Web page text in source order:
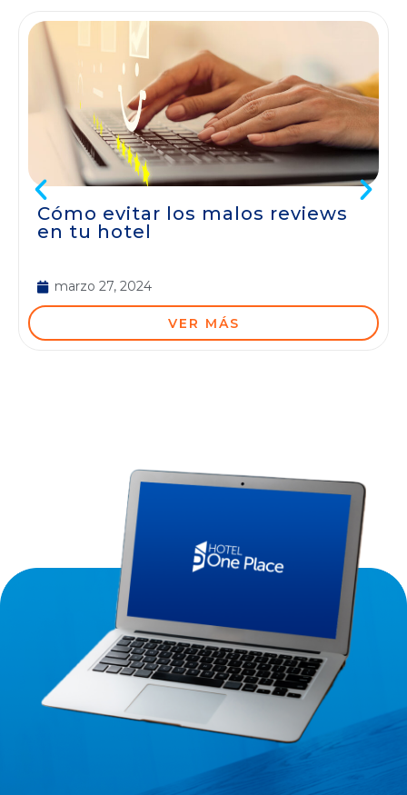
Cómo evitar los malos reviews
en tu hotel
marzo 27, 2024
VER MÁS